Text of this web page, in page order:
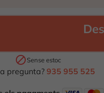
Sense estoc
pregunta? 935 955 525